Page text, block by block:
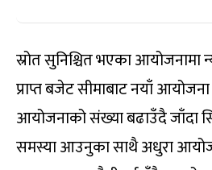
स्रोत सुनिश्चित भएका आयोजनामा
प्राप्त बजेट सीमाबाट नयाँ आयोजना
आयोजनाको संख्या बढाउँदै जाँदा
समस्या आउनुका साथै अधुरा